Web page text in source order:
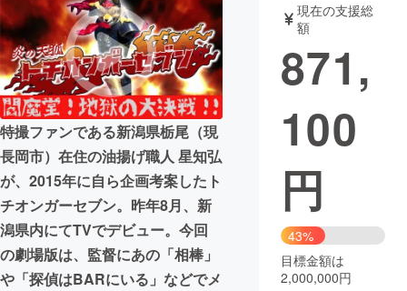
テクノロジー・ガジェット
映像・映画 書籍・雑誌
ビジネス・起業 チャレンジ
まちづくり・地域活性化
CAMPFIRE for Social Good
CAMPFIRE Creation
CAMPFIREふるさと納税
コミュニティ
特撮ファンである新潟県栃尾（現
長岡市）在住の油揚げ職人 星知弘
が、2015年に自ら企画考案したト
チオンガーセブン。昨年8月、新
潟県内にてTVでデビュー。今回
の劇場版は、監督にあの「相棒」
や「探偵はBARにいる」などでメ
現在の支援総
額
871,
100
円
43%
目標金額は
2,000,000円